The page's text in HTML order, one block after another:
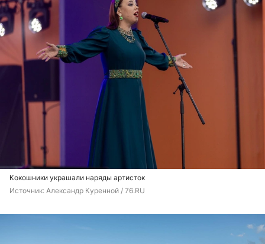
Кокошники украшали наряды артисток
Источник: Александр Куренной / 76.RU